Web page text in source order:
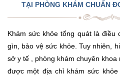
TẠI PHÒNG KHÁM CHUẨN
Khám sức khỏe tổng quát là điều
gìn, bảo vệ sức khỏe. Tuy nhiên,
sở y tế , phòng khám chuyên
được một địa chỉ khám sức